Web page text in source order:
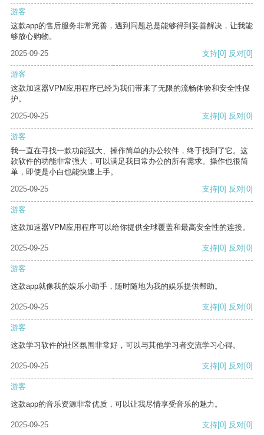
游客
这款app的售后服务非常完善，遇到问题总是能够得到妥善解决，让我能
够放心购物。
2025-09-25
支持[0] 反对[0]
游客
这款加速器VPM应用程序已经为我们带来了无限的流畅体验和安全性保
护。
2025-09-25
支持[0] 反对[0]
游客
我一直在寻找一款功能强大、操作简单的办公软件，终于找到了它。这
款软件的功能非常强大，可以满足我日常办公的所有需求。操作也很简
单，即使是小白也能快速上手。
2025-09-25
支持[0] 反对[0]
游客
这款加速器VPM应用程序可以给你提供全球覆盖和最高安全性的连接。
2025-09-25 支持[0] 反对[0]
游客
这款app就像我的娱乐小助手，随时随地为我的娱乐提供帮助。
2025-09-25 支持[0] 反对[0]
游客
这款学习软件的社区氛围非常好，可以与其他学习者交流学习心得。
2025-09-25 支持[0] 反对[0]
游客
这款app的音乐资源非常优质，可以让我尽情享受音乐的魅力。
2025-09-25 支持[0] 反对[0]